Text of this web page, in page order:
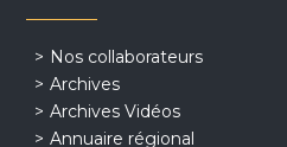
Nos collaborateurs
Archives
Archives Vidéos
Annuaire régional